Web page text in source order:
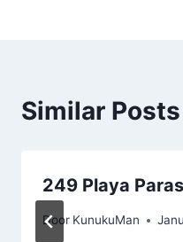
Similar Posts
249 Playa
Door KunukuMan